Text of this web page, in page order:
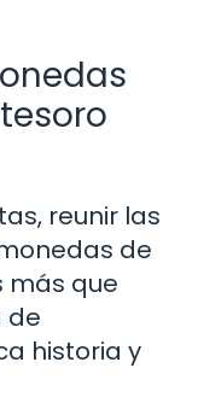
reunir las
de
más que
de
historia y